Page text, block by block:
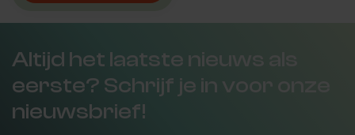
Altijd het laatste nieuws als
eerste? Schrijf je in voor onze
nieuwsbrief!